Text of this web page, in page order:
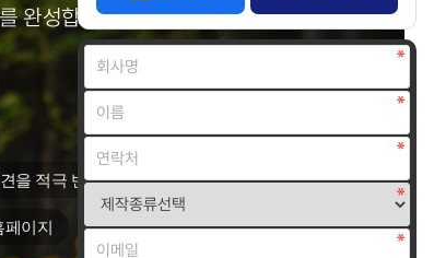
완성합니다.
을 적극 반영한 맞춤형 홈페이지
페이지 #디자인샘플 홈페이지